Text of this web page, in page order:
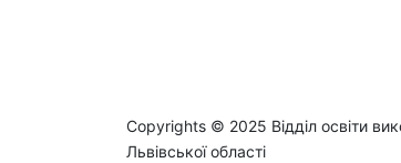
Copyrights © 2025 Відділ освіти
Львівської області